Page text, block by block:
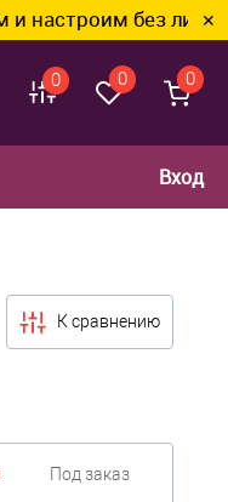
хлопот. ✕
0 0 0
Вход
К сравнению
Под заказ